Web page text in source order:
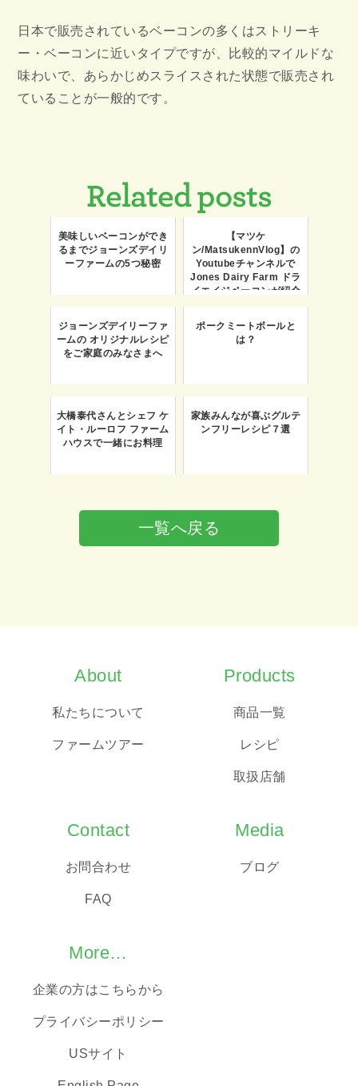
日本で販売されているベーコンの多くはストリーキ
ー・ベーコンに近いタイプですが、比較的マイルドな
味わいで、あらかじめスライスされた状態で販売され
ていることが一般的です。
Related posts
美味しいベーコンができ
るまでジョーンズデイリ
ーファームの5つ秘密
【マツケ
ン/MatsukennVlog】の
Youtubeチャンネルで
Jones Dairy Farm ドラ
イエイジベーコンが紹介
されました！
ジョーンズデイリーファ
ームの オリジナルレシピ
をご家庭のみなさまへ
ポークミートボールと
は？
大橋泰代さんとシェフ ケ
イト・ルーロフ ファーム
ハウスで一緒にお料理
家族みんなが喜ぶグルテ
ンフリーレシピ７選
一覧へ戻る
About
私たちについて
ファームツアー
Products
商品一覧
レシピ
取扱店舗
Contact
お問合わせ
FAQ
Media
ブログ
More…
企業の方はこちらから
プライバシーポリシー
USサイト